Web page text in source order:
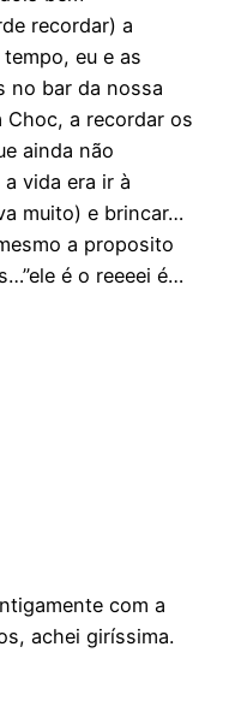
recordar) a
eu e as
no bar da nossa
Choc, a recordar os
ainda não
vida era ir à
muito) e brincar…
a proposito
é o reeeei é…
com a
achei giríssima.